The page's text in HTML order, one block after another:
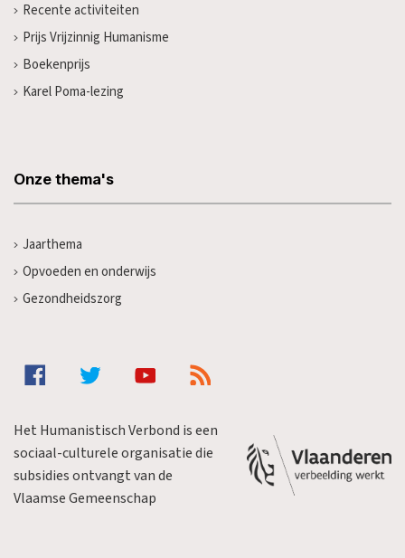
Recente activiteiten
Prijs Vrijzinnig Humanisme
Boekenprijs
Karel Poma-lezing
Onze thema's
Jaarthema
Opvoeden en onderwijs
Gezondheidszorg
Het Humanistisch Verbond is een
sociaal-culturele organisatie die
subsidies ontvangt van de
Vlaamse Gemeenschap